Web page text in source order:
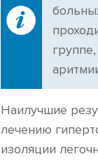
Наилучшие
лечению
изоляции